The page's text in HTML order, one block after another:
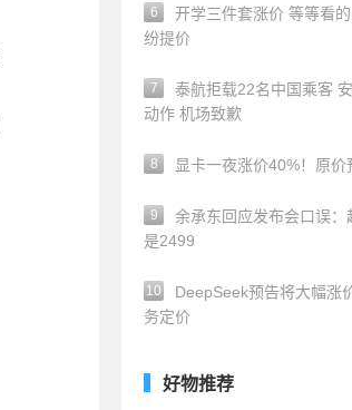
6
开学三件套涨价 等等看
纷提价
7
泰航拒载22名中国乘客
动作 机场致歉
8 显卡一夜涨价40%！原
9
余承东回应发布会口误
是2499
10
DeepSeek预告将大幅涨
务定价
好物推荐